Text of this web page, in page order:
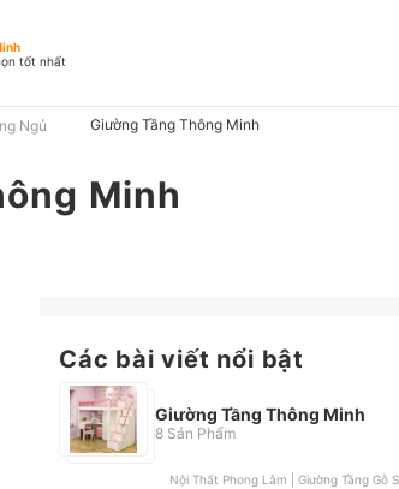
tốt nhất
Ngủ Giường Tầng Thông Minh
Minh
Các bài viết nổi bật
Giường Tầng Thông Minh
8 Sản Phẩm
Nội Thất Phong Lâm | Giường Tầng Gỗ Sồi | GT11, OEM | Giường 2 Tầng, Fasaya | Giường Gác Xép, OEM | Giường Tầng |